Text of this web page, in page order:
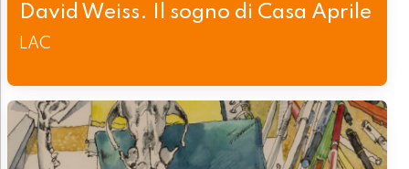
David Weiss. Il sogno di Casa Aprile
LAC